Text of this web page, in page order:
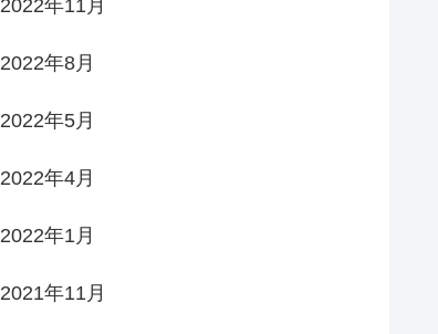
2022年11月
2022年8月
2022年5月
2022年4月
2022年1月
2021年11月